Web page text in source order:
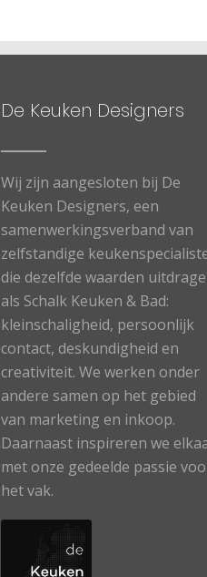
De Keuken Designers
Wij zijn aangesloten bij De
Keuken Designers, een
samenwerkingsverband van
zelfstandige
die dezelfde waarden
als Schalk Keuken & Bad:
kleinschaligheid, persoonlijk
contact, deskundigheid en
creativiteit. We werken onder
andere samen op het gebied
van marketing en inkoop.
Daarnaast inspireren we
met onze gedeelde passie
het vak.